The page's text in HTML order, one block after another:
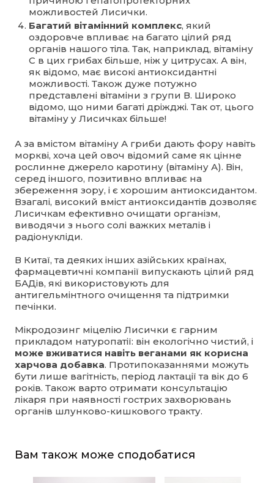
можливостей Лисички.
Багатий вітамінний комплекс, який
оздоровче впливає на багато цілий ряд
органів нашого тіла. Так, наприклад, вітаміну
С в цих грибах більше, ніж у цитрусах. А він,
як відомо, має високі антиоксидантні
можливості. Також дуже потужно
представлені вітаміни з групи В. Широко
відомо, що ними багаті дріжджі. Так от, цього
вітаміну у Лисичках більше!
А за вмістом вітаміну А гриби дають фору навіть
моркві, хоча цей овоч відомий саме як цінне
рослинне джерело каротину (вітаміну А). Він,
серед іншого, позитивно впливає на
збереження зору, і є хорошим антиоксидантом.
Взагалі, високий вміст антиоксидантів дозволяє
Лисичкам ефективно очищати організм,
виводячи з нього солі важких металів і
радіонукліди.
В Китаї, та деяких інших азійських країнах,
фармацевтичні компанії випускають цілий ряд
БАДів, які використовують для
антигельмінтного очищення та підтримки
печінки.
Мікродозинг міцелію Лисички є гарним
прикладом натуропатії: він екологічно чистий, і
може вживатися навіть веганами як корисна
харчова добавка. Протипоказаннями можуть
бути лише вагітність, період лактації та вік до 6
років. Також варто отримати консультацію
лікаря при наявності гострих захворювань
органів шлунково-кишкового тракту.
Вам також може сподобатися